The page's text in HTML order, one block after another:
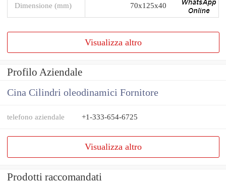
Dimensione (mm) 70x125x40
Visualizza altro
Profilo Aziendale
Cina Cilindri oleodinamici Fornitore
telefono aziendale +1-333-654-6725
Visualizza altro
Prodotti raccomandati